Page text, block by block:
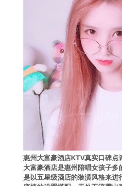
惠州大富豪酒店KTV真实口碑点
大富豪酒店是惠州陪唱女孩子
是以五星级酒店的装潢风格来